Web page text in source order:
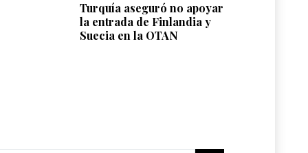
Turquía aseguró no apoyar
la entrada de Finlandia y
Suecia en la OTAN